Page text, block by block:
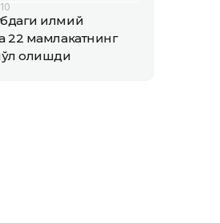
илмий
22 мамлакатнинг
олишди